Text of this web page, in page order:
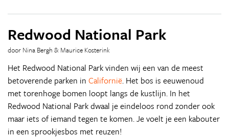
Redwood National Park
door Nina Bergh & Maurice Kosterink
Het Redwood National Park vinden wij een van de meest
betoverende parken in Californië. Het bos is eeuwenoud
met torenhoge bomen loopt langs de kustlijn. In het
Redwood National Park dwaal je eindeloos rond zonder ook
maar iets of iemand tegen te komen. Je voelt je een kabouter
in een sprookjesbos met reuzen!